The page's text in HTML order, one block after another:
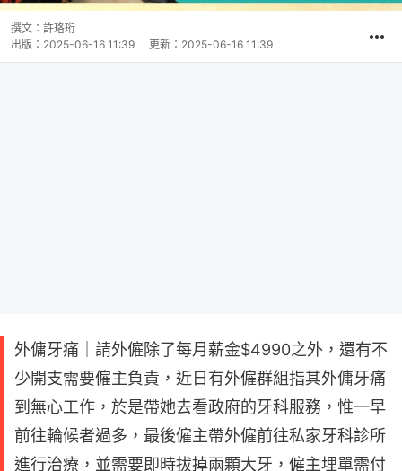
撰文： 許珞珩
出版： 2025-06-16 11:39 更新： 2025-06-16 11:39
外傭牙痛｜請外僱除了每月薪金$4990之外，還有不
少開支需要僱主負責，近日有外僱群組指其外傭牙痛
到無心工作，於是帶她去看政府的牙科服務，惟一早
前往輪候者過多，最後僱主帶外僱前往私家牙科診所
進行治療，並需要即時拔掉兩顆大牙，僱主埋單需付